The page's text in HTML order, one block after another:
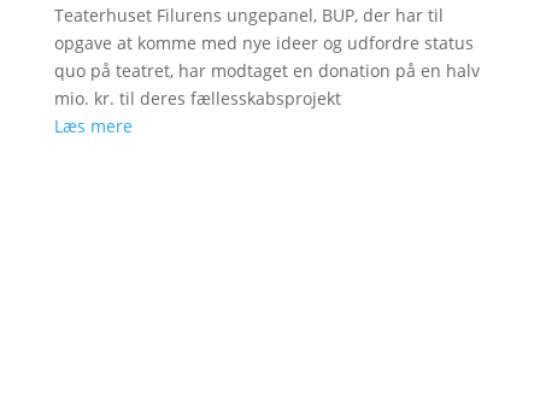
Teaterhuset Filurens ungepanel, BUP, der har til
opgave at komme med nye ideer og udfordre status
quo på teatret, har modtaget en donation på en halv
mio. kr. til deres fællesskabsprojekt
Læs mere